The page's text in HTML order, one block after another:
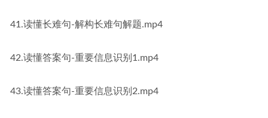
41.读懂长难句-解构长难句解题.mp4
42.读懂答案句-重要信息识别1.mp4
43.读懂答案句-重要信息识别2.mp4